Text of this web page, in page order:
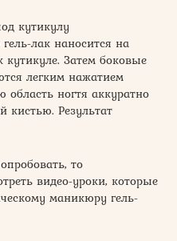
кутикулу
лак наносится на
Затем боковые
легким нажатием
ногтя аккуратно
кистью. Результат
то
видео-уроки, которые
маникюру гель-